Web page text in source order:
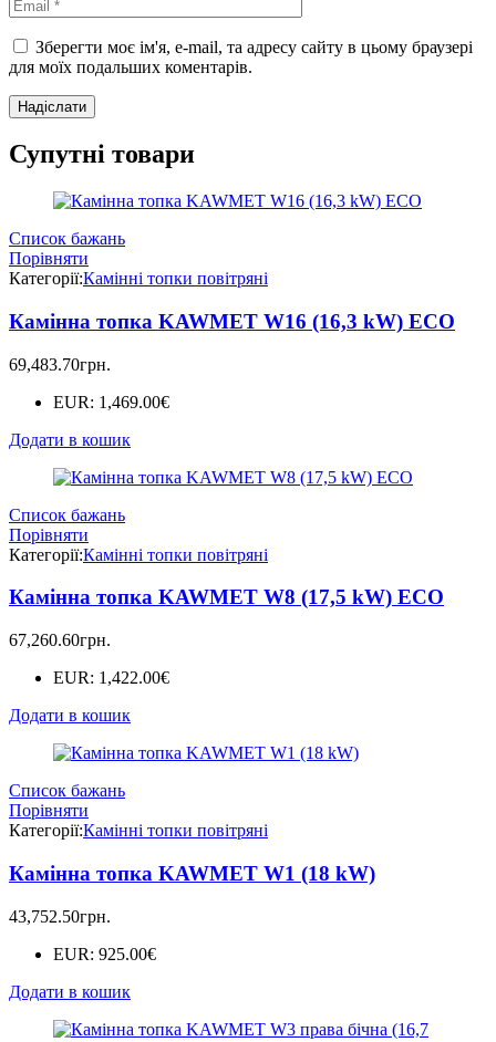
Зберегти моє ім'я, e-mail, та адресу сайту в цьому браузері
для моїх подальших коментарів.
Супутні товари
Список бажань
Порівняти
Категорії:Камінні топки повітряні
Камінна топка KAWMET W16 (16,3 kW) ECO
69,483.70грн.
EUR: 1,469.00€
Додати в кошик
Список бажань
Порівняти
Категорії:Камінні топки повітряні
Камінна топка KAWMET W8 (17,5 kW) EСO
67,260.60грн.
EUR: 1,422.00€
Додати в кошик
Список бажань
Порівняти
Категорії:Камінні топки повітряні
Камінна топка KAWMET W1 (18 kW)
43,752.50грн.
EUR: 925.00€
Додати в кошик